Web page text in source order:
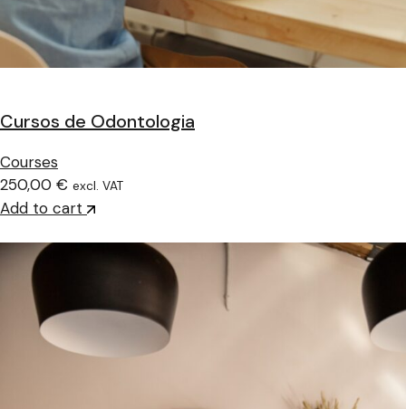
Cursos de Odontologia
Courses
250,00 € excl. VAT
Add to cart